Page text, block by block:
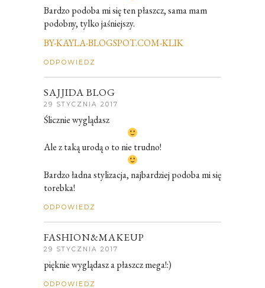
Bardzo podoba mi się ten płaszcz, sama mam
podobny, tylko jaśniejszy.
BY-KAYLA-BLOGSPOT.COM-KLIK
ODPOWIEDZ
SAJJIDA BLOG
29 STYCZNIA 2017
Ślicznie wyglądasz
Ale z taką urodą o to nie trudno!
Bardzo ładna stylizacja, najbardziej podoba mi się
torebka!
ODPOWIEDZ
FASHION&MAKEUP
29 STYCZNIA 2017
pięknie wyglądasz a płaszcz mega!:)
ODPOWIEDZ